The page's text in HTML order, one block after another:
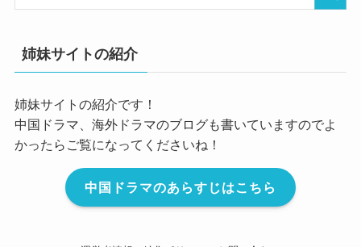
姉妹サイトの紹介
姉妹サイトの紹介です！
中国ドラマ、海外ドラマのブログも書いていますのでよ
かったらご覧になってくださいね！
中国ドラマのあらすじはこちら